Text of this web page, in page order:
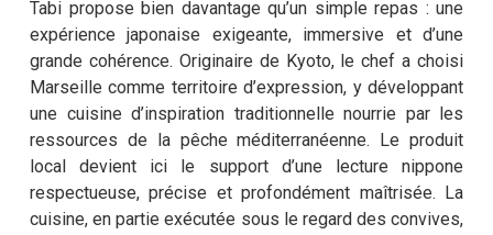
Tabi propose bien davantage qu’un simple repas : une
expérience japonaise exigeante, immersive et d’une
grande cohérence. Originaire de Kyoto, le chef a choisi
Marseille comme territoire d’expression, y développant
une cuisine d’inspiration traditionnelle nourrie par les
ressources de la pêche méditerranéenne. Le produit
local devient ici le support d’une lecture nippone
respectueuse, précise et profondément maîtrisée. La
cuisine, en partie exécutée sous le regard des convives,